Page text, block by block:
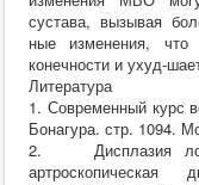
сустава, вызывая
ные изменения,
конечности и ухуд-
Литература
1. Современный курс
Бонагура. стр. 1094.
2. Дисплазия